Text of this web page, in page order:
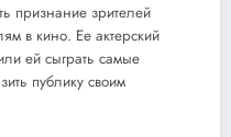
признание зрителей
в кино. Ее актерский
ей сыграть самые
публику своим